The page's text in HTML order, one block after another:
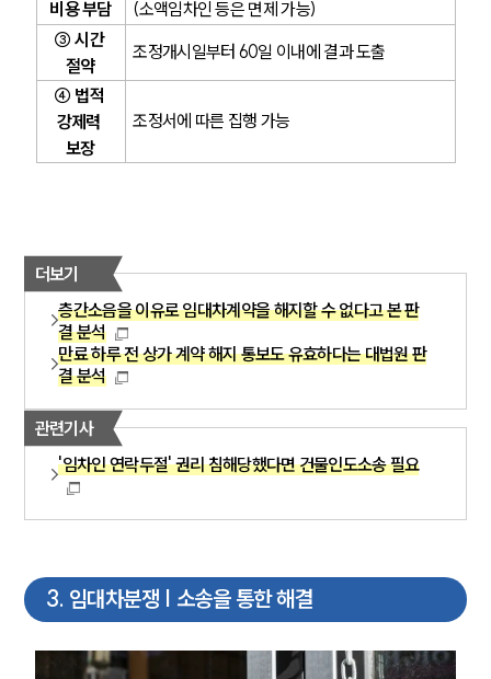
부동산전문변호사
소식/자료
언론보도
세미나
대륜법률상담예약
비용 부담
(소액임차인 등은 면제 가능)
③ 시간
절약
조정개시일부터 60일 이내에 결과 도출
④ 법적
강제력
보장
조정서에 따른 집행 가능
더보기
층간소음을 이유로 임대차계약을 해지할 수 없다고 본 판
결 분석
만료 하루 전 상가 계약 해지 통보도 유효하다는 대법원 판
결 분석
관련기사
'임차인 연락두절' 권리 침해당했다면 건물인도소송 필요
3. 임대차분쟁 | 소송을 통한 해결